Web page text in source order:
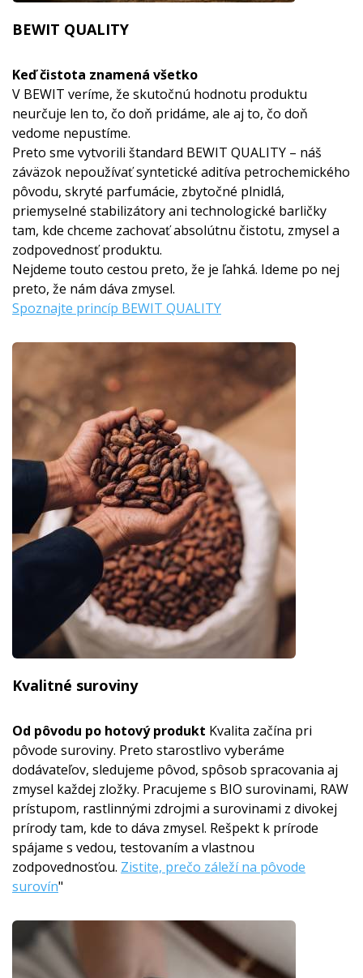
BEWIT QUALITY
Keď čistota znamená všetko
V BEWIT veríme, že skutočnú hodnotu produktu
neurčuje len to, čo doň pridáme, ale aj to, čo doň
vedome nepustíme.
Preto sme vytvorili štandard BEWIT QUALITY – náš
záväzok nepoužívať syntetické aditíva petrochemického
pôvodu, skryté parfumácie, zbytočné plnidlá,
priemyselné stabilizátory ani technologické barličky
tam, kde chceme zachovať absolútnu čistotu, zmysel a
zodpovednosť produktu.
Nejdeme touto cestou preto, že je ľahká. Ideme po nej
preto, že nám dáva zmysel.
Spoznajte princíp BEWIT QUALITY
Kvalitné suroviny
Od pôvodu po hotový produkt Kvalita začína pri
pôvode suroviny. Preto starostlivo vyberáme
dodávateľov, sledujeme pôvod, spôsob spracovania aj
zmysel každej zložky. Pracujeme s BIO surovinami, RAW
prístupom, rastlinnými zdrojmi a surovinami z divokej
prírody tam, kde to dáva zmysel. Rešpekt k prírode
spájame s vedou, testovaním a vlastnou
zodpovednosťou. Zistite, prečo záleží na pôvode
surovín"